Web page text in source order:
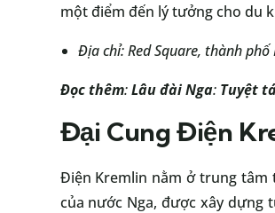
một điểm đến lý tưởng cho du
Địa chỉ: Red Square, thành phố
Đọc thêm:Lâu đài Nga:Tuyệt
Đại Cung Điện
Điện Kremlin nằm ở trung tâm
của nước Nga, được xây dựng